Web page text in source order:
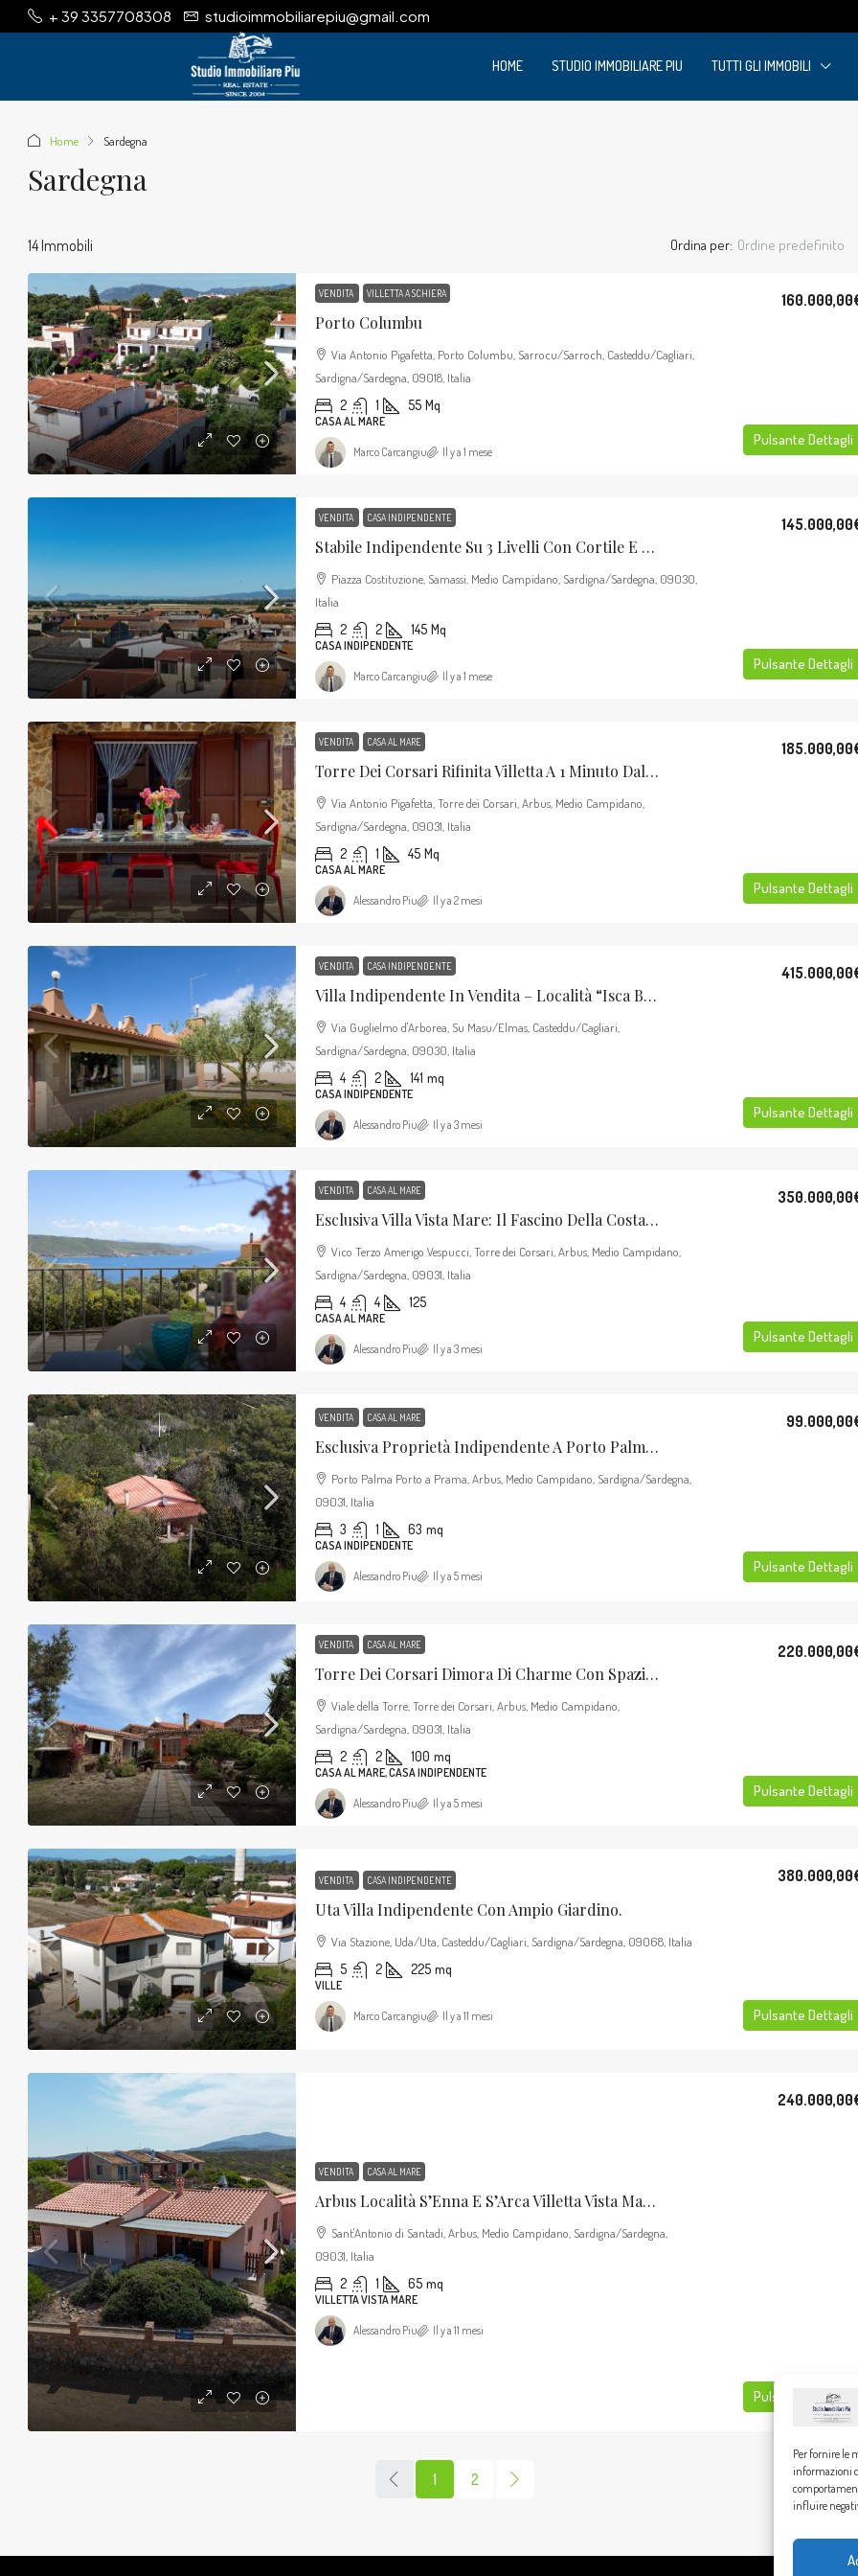
Per fornire le
informazioni
influire
+ 39 3357708308 studioimmobiliarepiu@gmail.com
HOME STUDIO IMMOBILIARE PIU TUTTI GLI IMMOBILI
Home Sardegna
Sardegna
14 Immobili Ordina per: Ordine predefinito
VENDITA VILLETTA A SCHIERA
Porto Columbu
Via Antonio Pigafetta, Porto Columbu, Sarrocu/Sarroch, Casteddu/Cagliari,
Sardigna/Sardegna, 09018, Italia
2 1 55 Mq
CASA AL MARE
Pulsante Dettagli
Marco Carcangiu Il y a 1 mese
VENDITA CASA INDIPENDENTE
Stabile Indipendente Su 3 Livelli Con Cortile E Terrazzo – Samassi (Piazza Costituzione)
Piazza Costituzione, Samassi, Medio Campidano, Sardigna/Sardegna, 09030,
Italia
2 2 145 Mq
CASA INDIPENDENTE
Pulsante Dettagli
Marco Carcangiu Il y a 1 mese
VENDITA CASA AL MARE
Torre Dei Corsari Rifinita Villetta A 1 Minuto Dalla Spiaggia.
Via Antonio Pigafetta, Torre dei Corsari, Arbus, Medio Campidano,
Sardigna/Sardegna, 09031, Italia
2 1 45 Mq
CASA AL MARE
Pulsante Dettagli
Alessandro Piu Il y a 2 mesi
VENDITA CASA INDIPENDENTE
Villa Indipendente In Vendita – Località “Isca Bois”
Via Guglielmo d'Arborea, Su Masu/Elmas, Casteddu/Cagliari,
Sardigna/Sardegna, 09030, Italia
4 2 141 mq
CASA INDIPENDENTE
Pulsante Dettagli
Alessandro Piu Il y a 3 mesi
VENDITA CASA AL MARE
Esclusiva Villa Vista Mare: Il Fascino Della Costa Verde A Torre Dei Corsari
Vico Terzo Amerigo Vespucci, Torre dei Corsari, Arbus, Medio Campidano,
Sardigna/Sardegna, 09031, Italia
4 4 125
CASA AL MARE
Pulsante Dettagli
Alessandro Piu Il y a 3 mesi
VENDITA CASA AL MARE
Esclusiva Proprietà Indipendente A Porto Palma, Arbus.
Porto Palma Porto a Prama, Arbus, Medio Campidano, Sardigna/Sardegna,
09031, Italia
3 1 63 mq
CASA INDIPENDENTE
Pulsante Dettagli
Alessandro Piu Il y a 5 mesi
VENDITA CASA AL MARE
Torre Dei Corsari Dimora Di Charme Con Spazi Esterni
Viale della Torre, Torre dei Corsari, Arbus, Medio Campidano,
Sardigna/Sardegna, 09031, Italia
2 2 100 mq
CASA AL MARE, CASA INDIPENDENTE
Pulsante Dettagli
Alessandro Piu Il y a 5 mesi
VENDITA CASA INDIPENDENTE
Uta Villa Indipendente Con Ampio Giardino.
Via Stazione, Uda/Uta, Casteddu/Cagliari, Sardigna/Sardegna, 09068, Italia
5 2 225 mq
VILLE
Pulsante Dettagli
Marco Carcangiu Il y a 11 mesi
VENDITA CASA AL MARE
Arbus Località S’Enna E S’Arca Villetta Vista Mare.
Sant'Antonio di Santadi, Arbus, Medio Campidano, Sardigna/Sardegna,
09031, Italia
2 1 65 mq
VILLETTA VISTA MARE
Pulsante Dettagli
Alessandro Piu Il y a 11 mesi
1 2